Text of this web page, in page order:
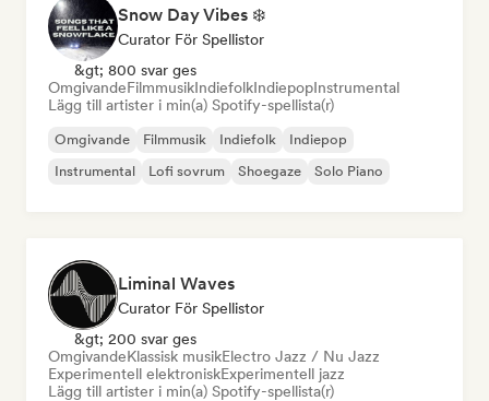
Snow Day Vibes ❄️
Curator För Spellistor
&gt; 800 svar ges
OmgivandeFilmmusikIndiefolkIndiepopInstrumental
Lägg till artister i min(a) Spotify-spellista(r)
Omgivande Filmmusik Indiefolk
Indiepop
Instrumental
Lofi sovrum Shoegaze Solo Piano
Liminal Waves
Curator För Spellistor
&gt; 200 svar ges
OmgivandeKlassisk musikElectro Jazz / Nu Jazz
Experimentell elektroniskExperimentell jazz
Lägg till artister i min(a) Spotify-spellista(r)